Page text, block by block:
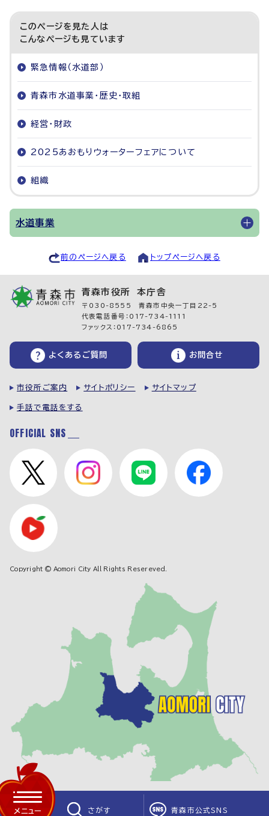
このページを見た人は
こんなページも見ています
緊急情報（水道部）
青森市水道事業・歴史・取組
経営・財政
2025あおもりウォーターフェアについて
組織
水道事業
前のページへ戻る トップページへ戻る
メニュー さがす 青森市公式SNS
青森市役所 本庁舎
〒030-8555 青森市中央一丁目22-5
代表電話番号：017-734-1111
ファックス：017-734-6865
よくあるご質問 お問合せ
市役所ご案内 サイトポリシー サイトマップ
手話で電話をする
OFFICIAL SNS
Copyright © Aomori City All Rights Resereved.